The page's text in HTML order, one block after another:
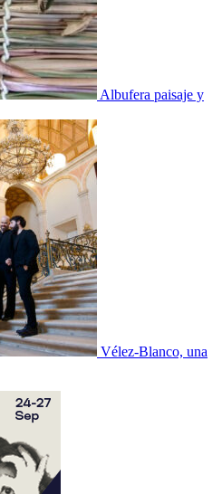
Albufera paisaje y
Vélez-Blanco, una